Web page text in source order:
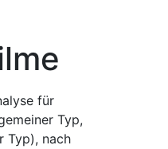
für
Typ,
Typ), nach